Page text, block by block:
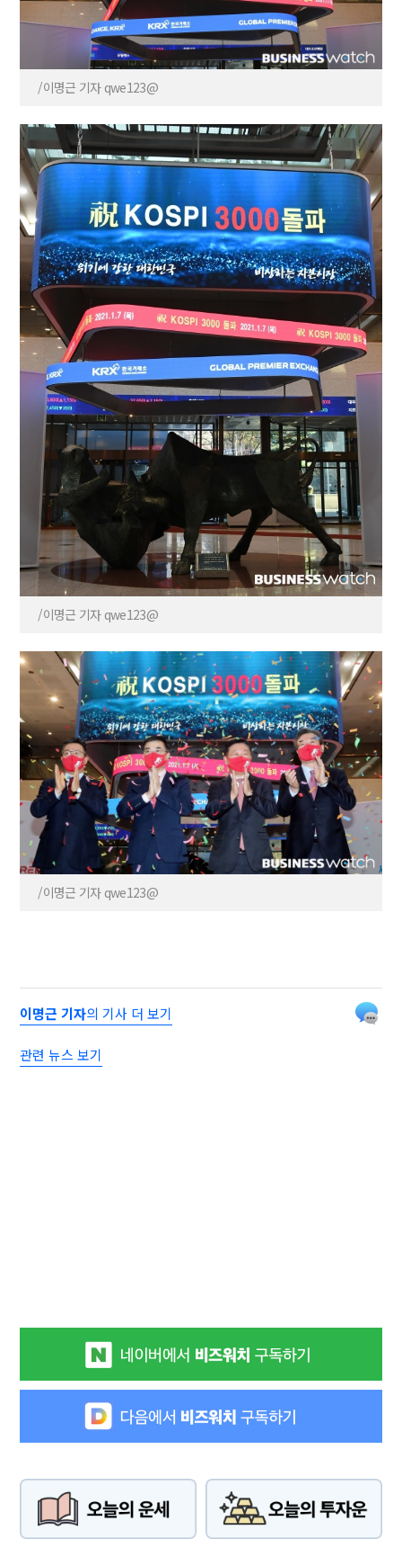
/이명근 기자 qwe123@
/이명근 기자 qwe123@
/이명근 기자 qwe123@
이명근 기자의 기사 더 보기
관련 뉴스 보기